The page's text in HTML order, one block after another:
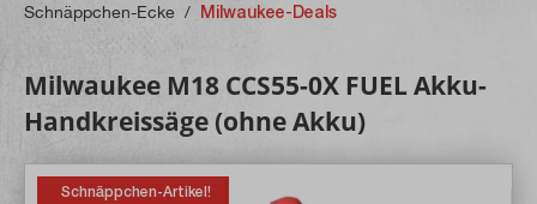
Schnäppchen-Ecke / Milwaukee-Deals
Milwaukee M18 CCS55-0X FUEL Akku-
Handkreissäge (ohne Akku)
Schnäppchen-Artikel!